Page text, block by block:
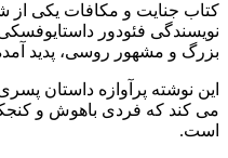
کتاب جنایت و مکافات یکی از
نویسندگی فئودور
بزرگ و مشهور روسی، پدید
این نوشته پرآوازه داستان
می کند که فردی باهوش و
است.